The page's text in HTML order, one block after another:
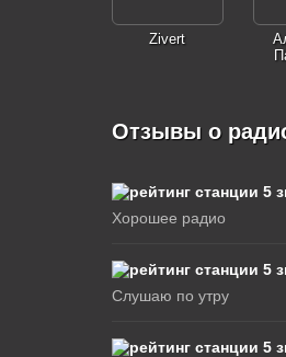
Zivert
Отзывы о
Хорошее радио
Слушаю по утру